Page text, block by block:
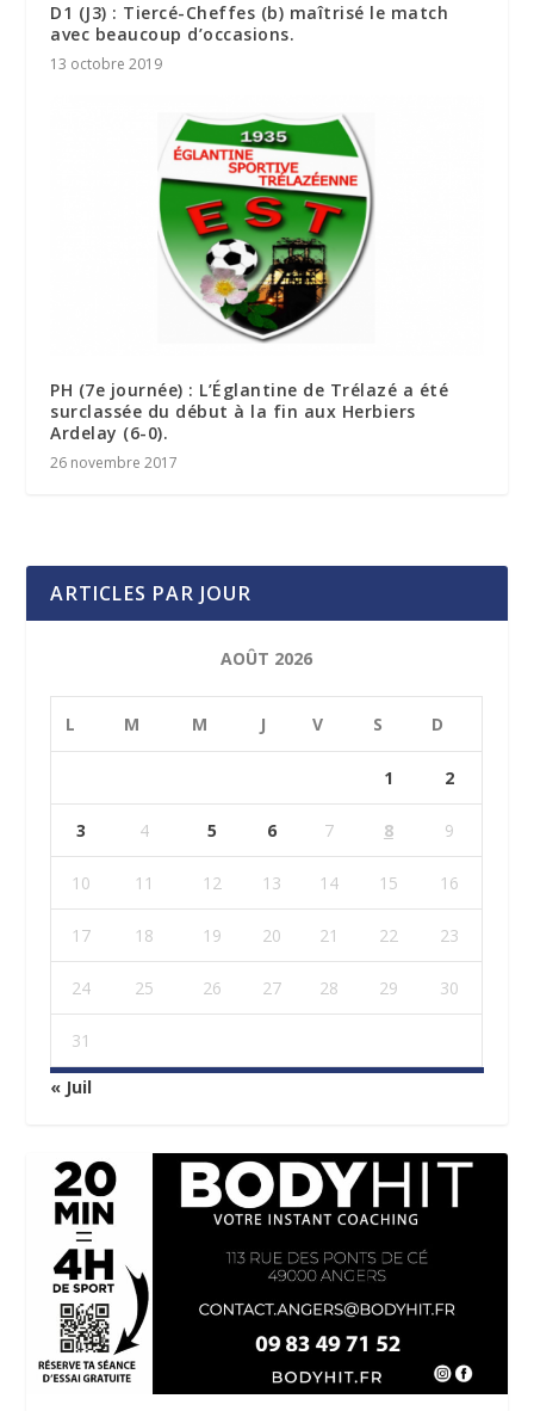
D1 (J3) : Tiercé-Cheffes (b) maîtrisé le match
avec beaucoup d’occasions.
13 octobre 2019
PH (7e journée) : L’Églantine de Trélazé a été
surclassée du début à la fin aux Herbiers
Ardelay (6-0).
26 novembre 2017
ARTICLES PAR JOUR
AOÛT 2026
L M M J V S D
1 2
3 4 5 6 7 8 9
10 11 12 13 14 15 16
17 18 19 20 21 22 23
24 25 26 27 28 29 30
31
« Juil